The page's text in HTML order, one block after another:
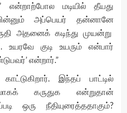
என்றாற்போல மடியில் தீயது
அப்பெயர் தன்னானே
அதனைக் கடிந்து முயன்று
குடி உயரும் என்பார்
என்றார்.”
இந்தப் பாட்டில்
கருதுக என்றுதான்
ஒரு நீதியுரைத்ததாகும்?